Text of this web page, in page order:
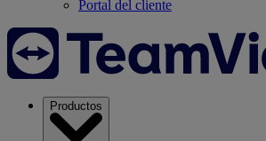
Portal del cliente
Productos